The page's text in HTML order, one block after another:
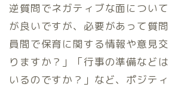
逆質問でネガティブな面につい
が良いですが、必要があって質
員間で保育に関する情報や意見
りますか？」「行事の準備など
いるのですか？」など、ポジテ